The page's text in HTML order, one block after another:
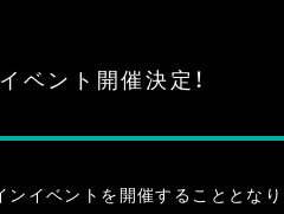
ント開催決定！
イベントを開催することとなり